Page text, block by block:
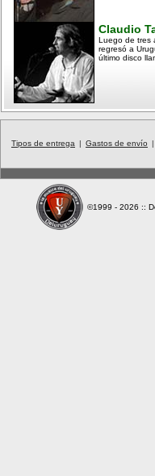
Claudio
Luego de tres
regresó a
último disco
Tipos de entrega | Gastos de envío |
©1999 - 2026 ::